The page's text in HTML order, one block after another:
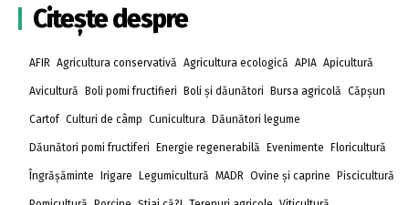
Citește despre
AFIR Agricultura conservativă Agricultura ecologică APIA Apicultură
Avicultură Boli pomi fructifieri Boli și dăunători Bursa agricolă Căpșun
Cartof Culturi de câmp Cunicultura Dăunători legume
Dăunători pomi fructiferi Energie regenerabilă Evenimente Floricultură
Îngrășăminte Irigare Legumicultură MADR Ovine și caprine Piscicultură